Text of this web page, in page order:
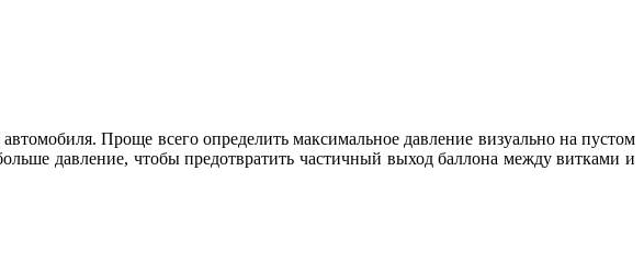
Проще всего определить максимальное давление визуально на пустом
давление, чтобы предотвратить частичный выход баллона между витками и